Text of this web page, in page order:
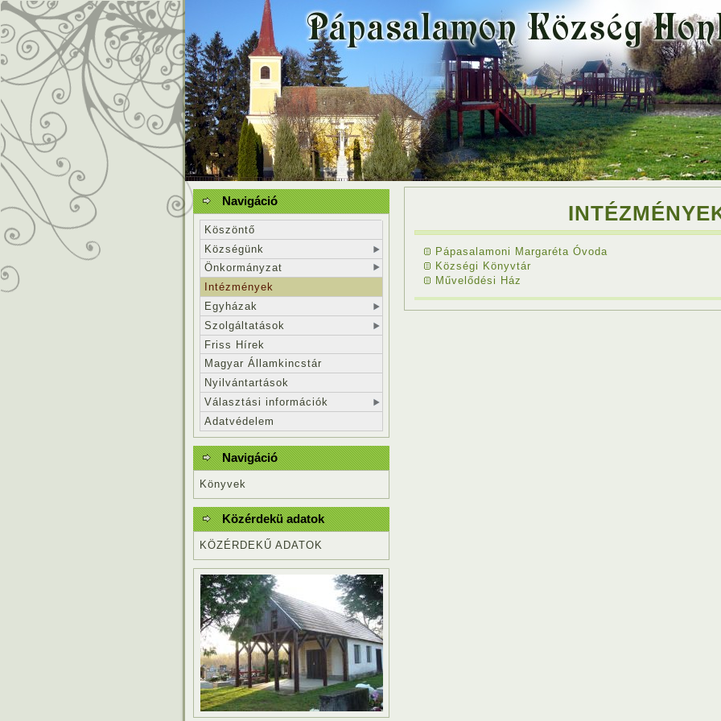
Pápasalamoni Margaréta Óvoda
Községi Könyvtár
Művelődési Ház
Navigáció
Köszöntő
Községünk
Önkormányzat
Intézmények
Egyházak
Szolgáltatások
Friss Hírek
Magyar Államkincstár
Nyilvántartások
Választási információk
Adatvédelem
Navigáció
Könyvek
Közérdekü adatok
KÖZÉRDEKŰ ADATOK